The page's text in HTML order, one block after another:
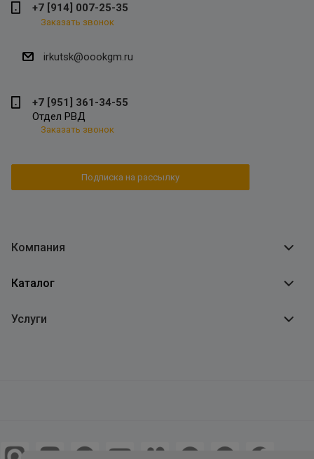
+7 [914] 007-25-35
Заказать звонок
irkutsk@oookgm.ru
+7 [951] 361-34-55
Отдел РВД
Заказать звонок
Подписка на рассылку
Компания
Каталог
Услуги